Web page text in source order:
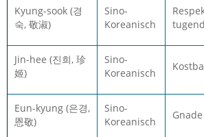
Kyung-sook (경
숙, 敬淑)
Sino-
Koreanisch
Jin-hee (진희, 珍
姬)
Sino-
Koreanisch
Eun-kyung (은경,
恩敬)
Sino-
Koreanisch